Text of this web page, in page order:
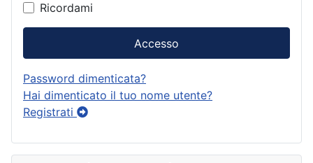
Ricordami
Accesso
Password dimenticata?
Hai dimenticato il tuo nome utente?
Registrati